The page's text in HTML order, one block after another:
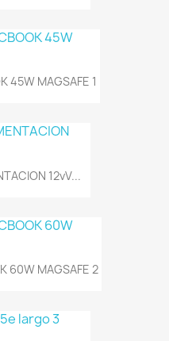
45W MAGSAFE 1
12vV...
60W MAGSAFE 2